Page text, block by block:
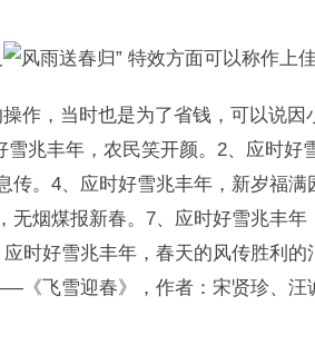
特效方面可以称作上
作，当时也是为了省钱，可以说因
丰年，农民笑开颜。2、应时好
传。4、应时好雪兆丰年，新岁福满
无烟煤报新春。7、应时好雪兆丰年
时好雪兆丰年，春天的风传胜利的
飞雪迎春》，作者：宋贤珍、汪